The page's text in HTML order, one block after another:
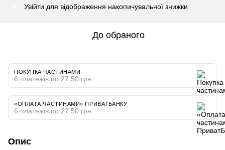
Увійти для відображення накопичувальної знижки
До обраного
ПОКУПКА ЧАСТИНАМИ
6 платежів по 27.50 грн
«ОПЛАТА ЧАСТИНАМИ» ПРИВАТБАНКУ
6 платежів по 27.50 грн
Опис